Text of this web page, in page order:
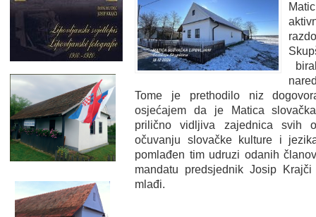
Tome je prethodilo niz
osjećajem da je Matica
prilično vidljiva zajednica svih
očuvanju slovačke kulture i
pomlađen tim udruzi odanih
mandatu predsjednik Josip
mlađi.